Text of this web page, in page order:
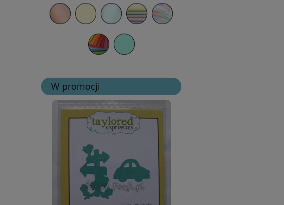
W promocji